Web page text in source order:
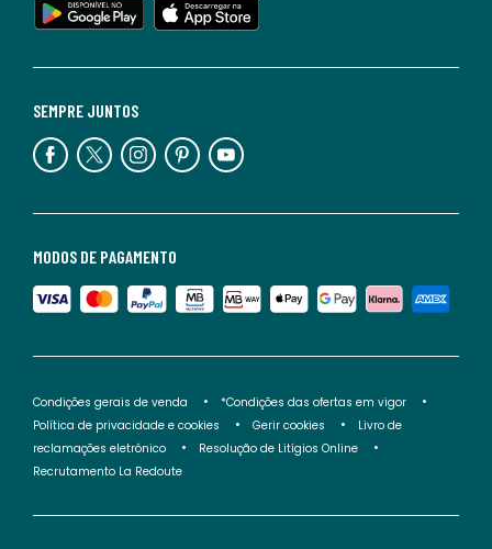
MODOS DE PAGAMENTO
SEMPRE JUNTOS
Condições gerais de venda
*Condições das ofertas em vigor
Política de privacidade e cookies
Gerir cookies
Livro de
reclamações eletrónico
Resolução de Litígios Online
Recrutamento La Redoute